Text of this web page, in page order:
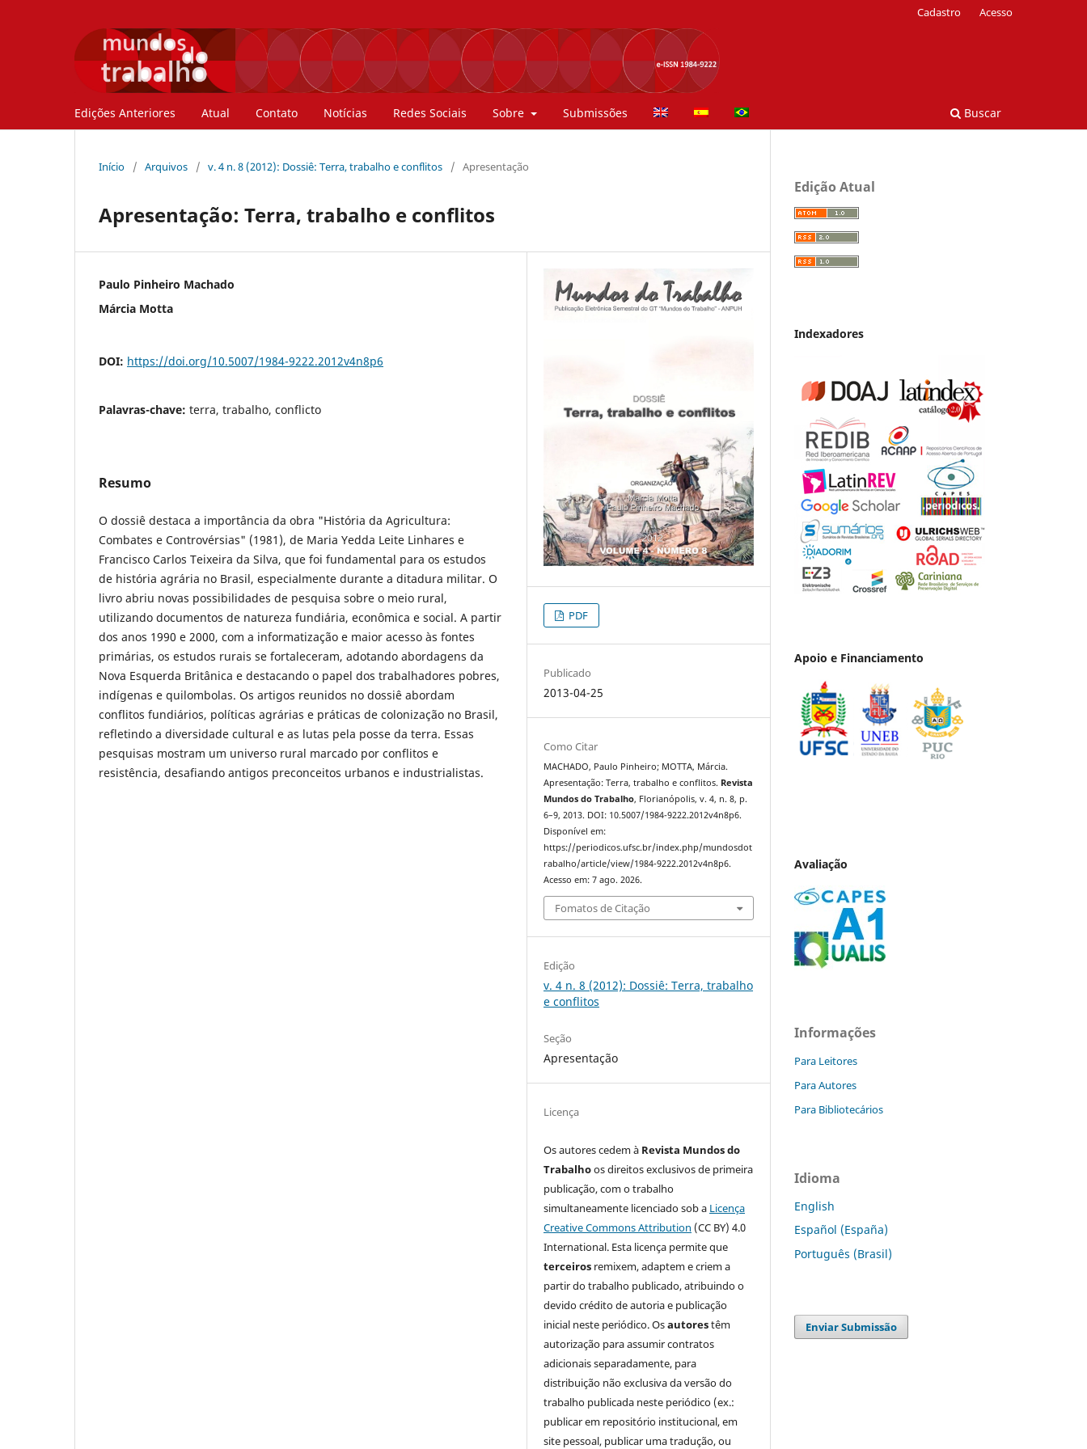
Edições Anteriores Atual Contato Notícias Redes Sociais Sobre Submissões Buscar
Cadastro Acesso
Início / Arquivos / v. 4 n. 8 (2012): Dossiê: Terra, trabalho e conflitos / Apresentação
Apresentação: Terra, trabalho e conflitos
Paulo Pinheiro Machado
Márcia Motta
DOI: https://doi.org/10.5007/1984-9222.2012v4n8p6
Palavras-chave: terra, trabalho, conflicto
Resumo
O dossiê destaca a importância da obra "História da Agricultura:
Combates e Controvérsias" (1981), de Maria Yedda Leite Linhares e
Francisco Carlos Teixeira da Silva, que foi fundamental para os estudos
de história agrária no Brasil, especialmente durante a ditadura militar. O
livro abriu novas possibilidades de pesquisa sobre o meio rural,
utilizando documentos de natureza fundiária, econômica e social. A partir
dos anos 1990 e 2000, com a informatização e maior acesso às fontes
primárias, os estudos rurais se fortaleceram, adotando abordagens da
Nova Esquerda Britânica e destacando o papel dos trabalhadores pobres,
indígenas e quilombolas. Os artigos reunidos no dossiê abordam
conflitos fundiários, políticas agrárias e práticas de colonização no Brasil,
refletindo a diversidade cultural e as lutas pela posse da terra. Essas
pesquisas mostram um universo rural marcado por conflitos e
resistência, desafiando antigos preconceitos urbanos e industrialistas.
PDF
Publicado
2013-04-25
Como Citar
MACHADO, Paulo Pinheiro; MOTTA, Márcia.
Apresentação: Terra, trabalho e conflitos. Revista
Mundos do Trabalho, Florianópolis, v. 4, n. 8, p.
6–9, 2013. DOI: 10.5007/1984-9222.2012v4n8p6.
Disponível em:
https://periodicos.ufsc.br/index.php/mundosdot
rabalho/article/view/1984-9222.2012v4n8p6.
Acesso em: 7 ago. 2026.
Fomatos de Citação
Edição
v. 4 n. 8 (2012): Dossiê: Terra, trabalho
e conflitos
Seção
Apresentação
Licença
Os autores cedem à Revista Mundos do
Trabalhoos direitos exclusivos de primeira
publicação, com o trabalho
simultaneamente licenciado sob a Licença
Creative Commons Attribution (CC BY) 4.0
International. Esta licença permite que
terceiros remixem, adaptem e criem a
partir do trabalho publicado, atribuindo o
devido crédito de autoria e publicação
inicial neste periódico. Osautorestêm
autorização para assumir contratos
adicionais separadamente, para
distribuição não exclusiva da versão do
trabalho publicada neste periódico (ex.:
publicar em repositório institucional, em
site pessoal, publicar uma tradução, ou
Edição Atual
Indexadores
Apoio e Financiamento
Avaliação
Informações
Para Leitores
Para Autores
Para Bibliotecários
Idioma
English
Español (España)
Português (Brasil)
Enviar Submissão